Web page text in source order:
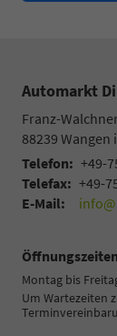
Automarkt
Franz-
88239 Wangen
Telefon: +49-
Telefax: +49-
E-Mail:
Öffnungszeiten
Montag bis
Um Wartezeiten